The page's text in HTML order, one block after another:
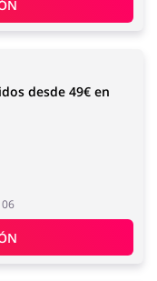
en un plazo de 2
en Media
desde 49€ en